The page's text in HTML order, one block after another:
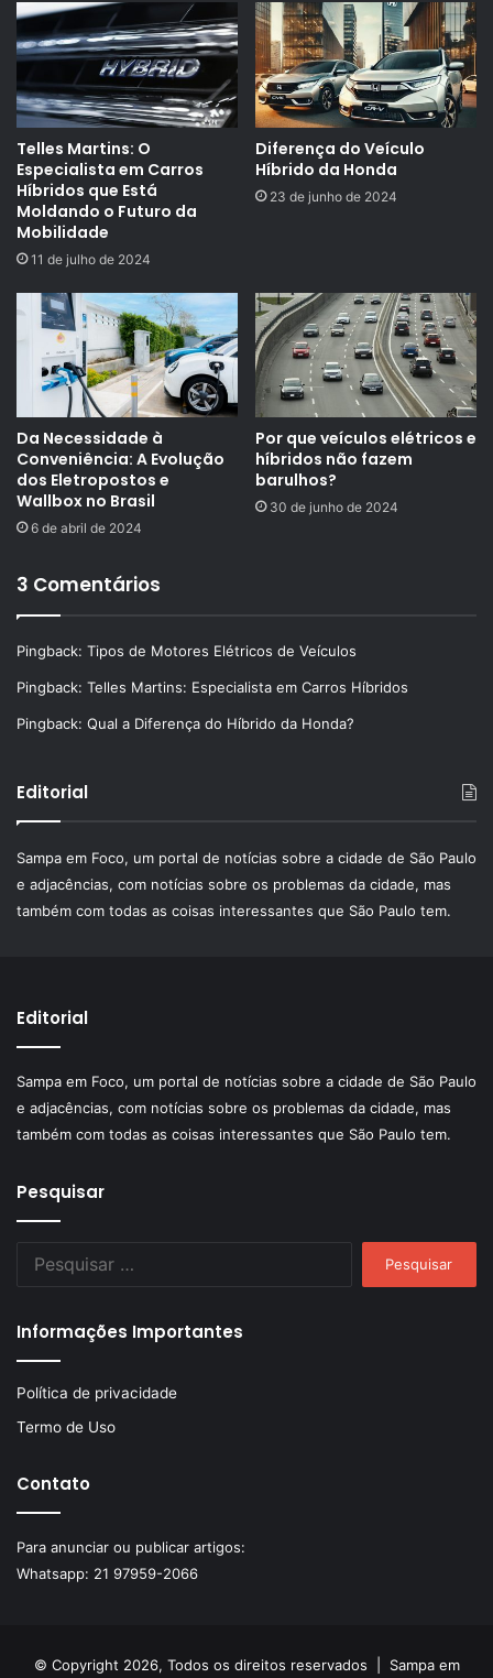
Telles Martins: O
Especialista em Carros
Híbridos que Está
Moldando o Futuro da
Mobilidade
11 de julho de 2024
Diferença do Veículo
Híbrido da Honda
23 de junho de 2024
Da Necessidade à
Conveniência: A Evolução
dos Eletropostos e
Wallbox no Brasil
6 de abril de 2024
Por que veículos elétricos e
híbridos não fazem
barulhos?
30 de junho de 2024
3 Comentários
Pingback: Tipos de Motores Elétricos de Veículos
Pingback: Telles Martins: Especialista em Carros Híbridos
Pingback: Qual a Diferença do Híbrido da Honda?
Editorial
Sampa em Foco, um portal de notícias sobre a cidade de São Paulo
e adjacências, com notícias sobre os problemas da cidade, mas
também com todas as coisas interessantes que São Paulo tem.
Editorial
Sampa em Foco, um portal de notícias sobre a cidade de São Paulo
e adjacências, com notícias sobre os problemas da cidade, mas
também com todas as coisas interessantes que São Paulo tem.
Pesquisar
Informações Importantes
Política de privacidade
Termo de Uso
Contato
Para anunciar ou publicar artigos:
Whatsapp: 21 97959-2066
© Copyright 2026, Todos os direitos reservados | Sampa em